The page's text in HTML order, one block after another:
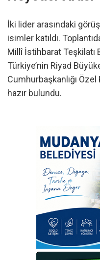
İki lider arasındaki
isimler katıldı.
Millî İstihbarat Teşkilatı
Türkiye’nin Riyad
Cumhurbaşkanlığı
hazır bulundu.